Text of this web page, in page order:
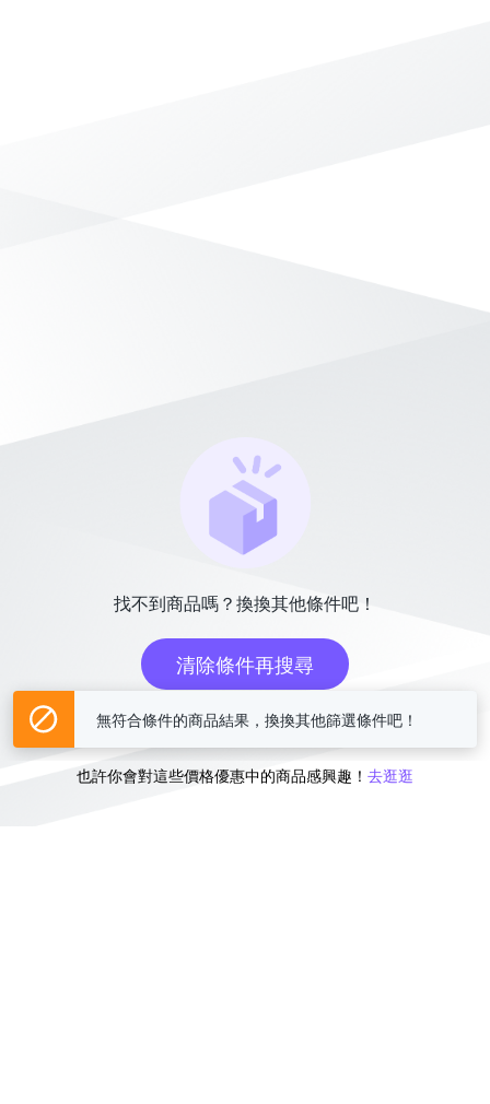
找不到商品嗎？換換其他條件吧！
清除條件再搜尋
或
也許你會對這些價格優惠中的商品感興趣！ 去逛逛
無符合條件的商品結果，換換其他篩選條件吧！